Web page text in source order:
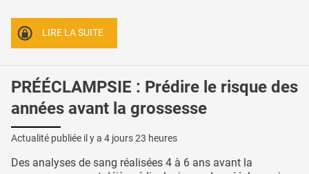
LIRE LA SUITE
PRÉÉCLAMPSIE : Prédire le risque des
années avant la grossesse
Actualité publiée il y a 4 jours 23 heures
Des analyses de sang réalisées 4 à 6 ans avant la